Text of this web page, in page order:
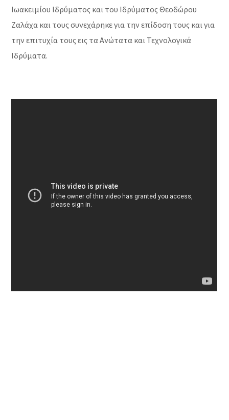
Ιωακειμίου Ιδρύματος και του Ιδρύματος Θεοδώρου
Ζαλάχα και τους συνεχάρηκε για την επίδοση τους και για
την επιτυχία τους εις τα Ανώτατα και Τεχνολογικά
Ιδρύματα.